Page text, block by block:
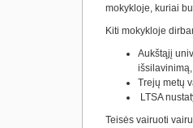
mokykloje, kuriai
Kiti mokykloje
Aukštąjį
Trejų metų
LTSA
Teisės vairuoti